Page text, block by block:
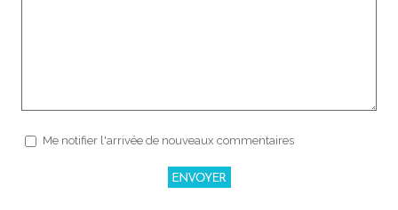
Me notifier l'arrivée de nouveaux commentaires